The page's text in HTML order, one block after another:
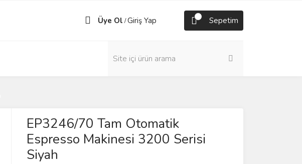
Üye Ol /Giriş Yap Sepetim
EP3246/70 Tam Otomatik
Espresso Makinesi 3200 Serisi
Siyah